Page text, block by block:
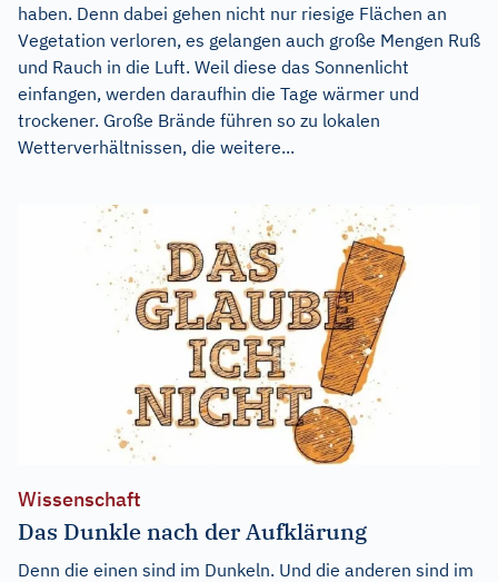
haben. Denn dabei gehen nicht nur riesige Flächen an
Vegetation verloren, es gelangen auch große Mengen Ruß
und Rauch in die Luft. Weil diese das Sonnenlicht
einfangen, werden daraufhin die Tage wärmer und
trockener. Große Brände führen so zu lokalen
Wetterverhältnissen, die weitere...
Wissenschaft
Das Dunkle nach der Aufklärung
Denn die einen sind im Dunkeln. Und die anderen sind im